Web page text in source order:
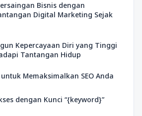
Bisnis dengan
Digital Marketing Sejak
Kepercayaan Diri yang Tinggi
Tantangan Hidup
Memaksimalkan SEO Anda
dengan Kunci “{keyword}”